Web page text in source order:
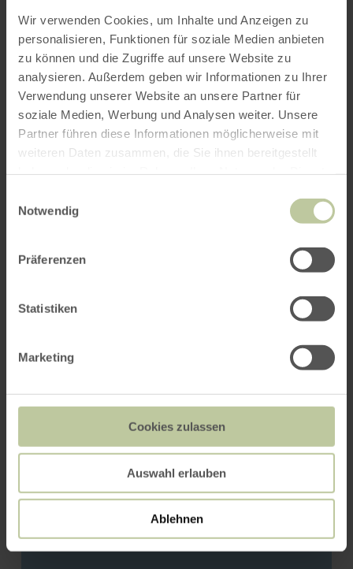
Wir verwenden Cookies, um Inhalte und Anzeigen zu
personalisieren, Funktionen für soziale Medien anbieten
zu können und die Zugriffe auf unsere Website zu
analysieren. Außerdem geben wir Informationen zu Ihrer
Verwendung unserer Website an unsere Partner für
soziale Medien, Werbung und Analysen weiter. Unsere
Partner führen diese Informationen möglicherweise mit
weiteren Daten zusammen, die Sie ihnen bereitgestellt
Notwendig
Präferenzen
Statistiken
Marketing
Cookies zulassen
Auswahl erlauben
Ablehnen
ROUTE PLANEN
Das könnte Sie auch
interessieren
Bäckerei Zimmer